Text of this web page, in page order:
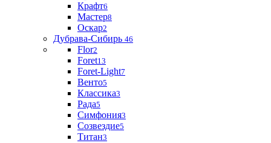
Крафт6
Мастер8
Оскар2
Дубрава-Сибирь 46
Flor2
Foret13
Foret-Light7
Венто5
Классика3
Рада5
Симфония3
Созвездие5
Титан3